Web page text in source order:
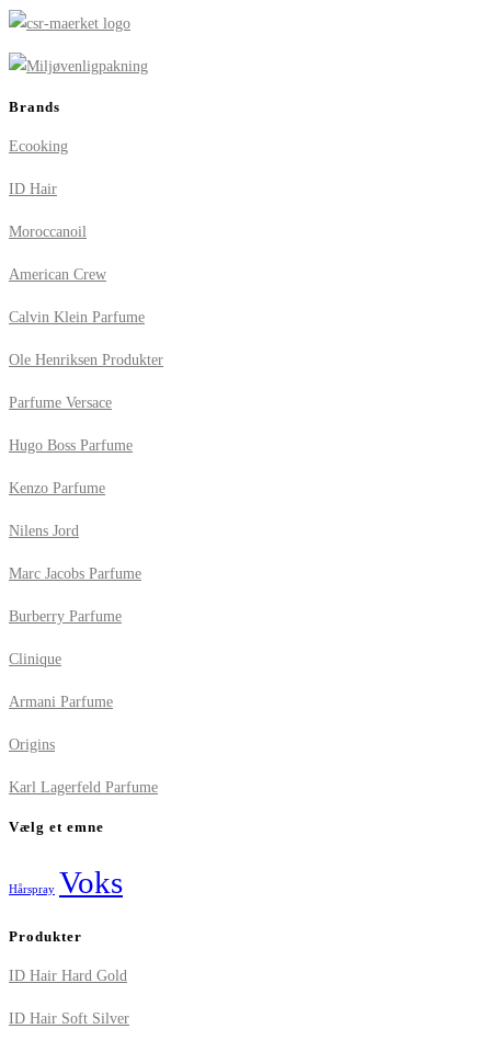
Brands
Ecooking
ID Hair
Moroccanoil
American Crew
Calvin Klein Parfume
Ole Henriksen Produkter
Parfume Versace
Hugo Boss Parfume
Kenzo Parfume
Nilens Jord
Marc Jacobs Parfume
Burberry Parfume
Clinique
Armani Parfume
Origins
Karl Lagerfeld Parfume
Vælg et emne
Hårspray Voks
Produkter
ID Hair Hard Gold
ID Hair Soft Silver